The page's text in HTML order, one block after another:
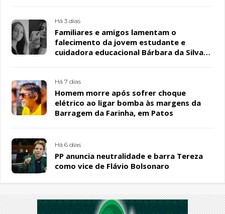
Há 3 dias
Familiares e amigos lamentam o
falecimento da jovem estudante e
cuidadora educacional Bárbara da Silva
Há 7 dias
Homem morre após sofrer choque
elétrico ao ligar bomba às margens da
Barragem da Farinha, em Patos
Há 6 dias
PP anuncia neutralidade e barra Tereza
como vice de Flávio Bolsonaro